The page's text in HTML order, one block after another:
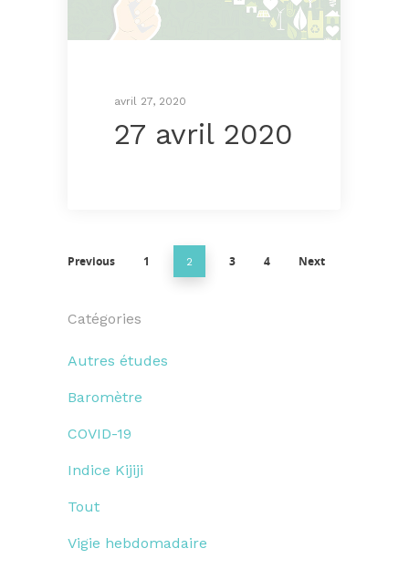
avril 27, 2020
27 avril 2020
Previous 1 2 3 4 Next
Catégories
Autres études
Baromètre
COVID-19
Indice Kijiji
Tout
Vigie hebdomadaire